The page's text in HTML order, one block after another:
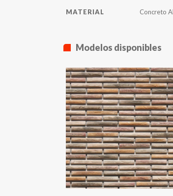
MATERIAL Concreto
Modelos disponibles